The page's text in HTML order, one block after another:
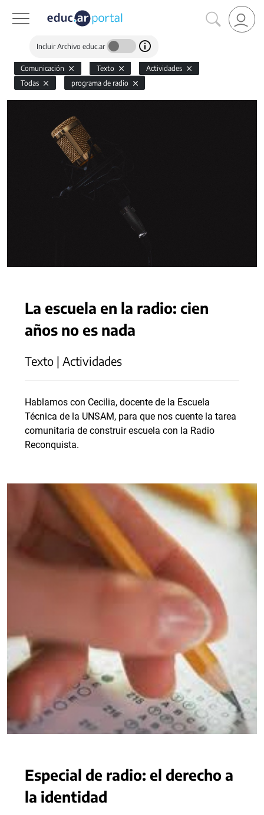
Incluir Archivo educ.ar
Comunicación Texto
Actividades
Todas
programa de radio
La escuela en la radio: cien
años no es nada
Texto | Actividades
Hablamos con Cecilia, docente de la Escuela
Técnica de la UNSAM, para que nos cuente la tarea
comunitaria de construir escuela con la Radio
Reconquista.
Especial de radio: el derecho a
la identidad